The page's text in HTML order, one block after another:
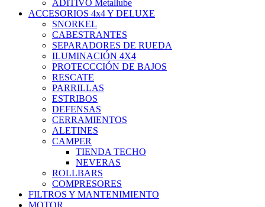
ADITIVO Metallube
ACCESORIOS 4x4 Y DELUXE
SNORKEL
CABESTRANTES
SEPARADORES DE RUEDA
ILUMINACIÓN 4X4
PROTECCCIÓN DE BAJOS
RESCATE
PARRILLAS
ESTRIBOS
DEFENSAS
CERRAMIENTOS
ALETINES
CAMPER
TIENDA TECHO
NEVERAS
ROLLBARS
COMPRESORES
FILTROS Y MANTENIMIENTO
MOTOR